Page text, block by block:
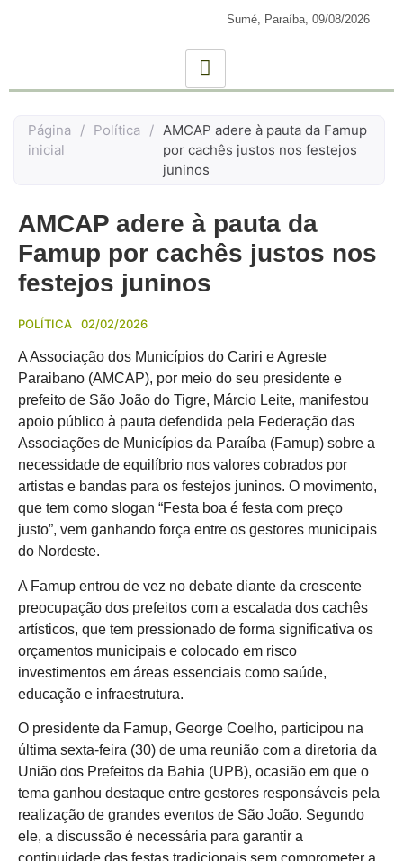
Sumé, Paraíba, 09/08/2026
Página
inicial
/ Política / AMCAP adere à pauta da Famup
por cachês justos nos festejos
juninos
AMCAP adere à pauta da
Famup por cachês justos nos
festejos juninos
POLÍTICA 02/02/2026
A Associação dos Municípios do Cariri e Agreste
Paraibano (AMCAP), por meio do seu presidente e
prefeito de São João do Tigre, Márcio Leite, manifestou
apoio público à pauta defendida pela Federação das
Associações de Municípios da Paraíba (Famup) sobre a
necessidade de equilíbrio nos valores cobrados por
artistas e bandas para os festejos juninos. O movimento,
que tem como slogan “Festa boa é festa com preço
justo”, vem ganhando força entre os gestores municipais
do Nordeste.
A Famup entrou de vez no debate diante da crescente
preocupação dos prefeitos com a escalada dos cachês
artísticos, que tem pressionado de forma significativa os
orçamentos municipais e colocado em risco
investimentos em áreas essenciais como saúde,
educação e infraestrutura.
O presidente da Famup, George Coelho, participou na
última sexta-feira (30) de uma reunião com a diretoria da
União dos Prefeitos da Bahia (UPB), ocasião em que o
tema ganhou destaque entre gestores responsáveis pela
realização de grandes eventos de São João. Segundo
ele, a discussão é necessária para garantir a